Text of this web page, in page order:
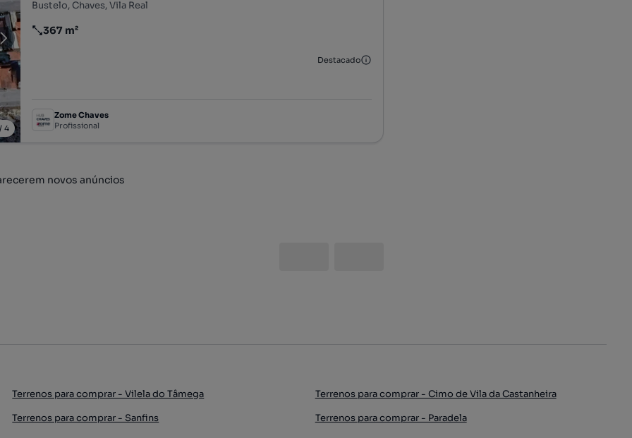
4
Bustelo, Chaves, Vila Real
Preço por metro quadrado
367 m²
Destacado
Zome Chaves
Profissional
novos anúncios
Terrenos para comprar - Vilela do Tâmega
Terrenos para comprar - Cimo de Vila da Castanheira
Terrenos para comprar - Sanfins
Terrenos para comprar - Paradela